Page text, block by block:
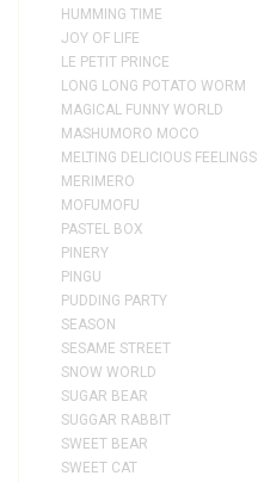
HUMMING TIME
JOY OF LIFE
LE PETIT PRINCE
LONG LONG POTATO WORM
MAGICAL FUNNY WORLD
MASHUMORO MOCO
MELTING DELICIOUS FEELINGS
MERIMERO
MOFUMOFU
PASTEL BOX
PINERY
PINGU
PUDDING PARTY
SEASON
SESAME STREET
SNOW WORLD
SUGAR BEAR
SUGGAR RABBIT
SWEET BEAR
SWEET CAT